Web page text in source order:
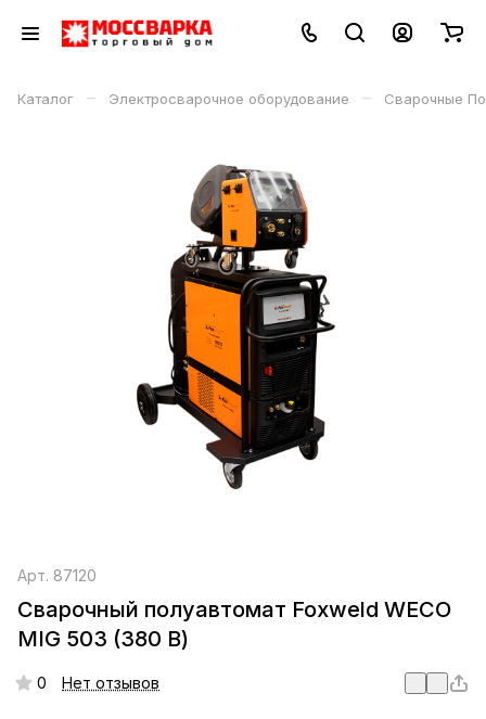
Каталог – Электросварочное оборудование – Сварочные
Арт. 87120
Сварочный полуавтомат Foxweld WECO
MIG 503 (380 В)
0 Нет отзывов